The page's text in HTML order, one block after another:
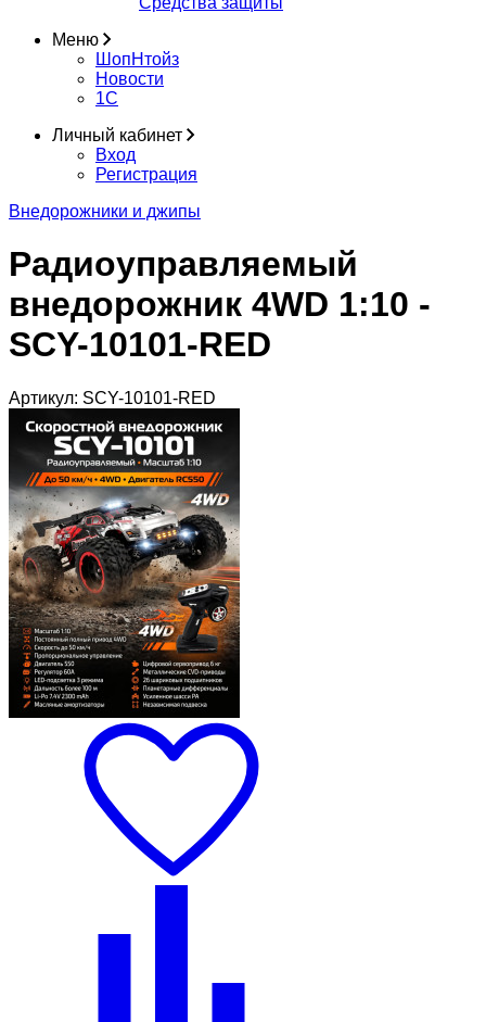
Меню
ШопНтойз
Новости
1C
Личный кабинет
Вход
Регистрация
Внедорожники и джипы
Радиоуправляемый
внедорожник 4WD 1:10 -
SCY-10101-RED
Артикул: SCY-10101-RED